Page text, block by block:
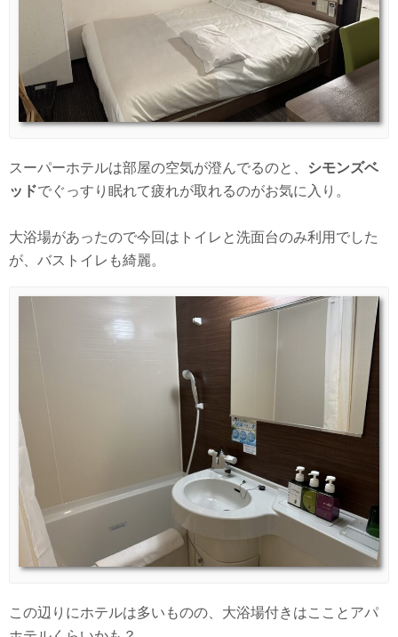
スーパーホテルは部屋の空気が澄んでるのと、
シモンズベ
ッドでぐっすり眠れて疲れが取れるのがお気に入り。
大浴場があったので今回はトイレと洗面台のみ利用でした
が、バストイレも綺麗。
この辺りにホテルは多いものの、大浴場付きはこことアパ